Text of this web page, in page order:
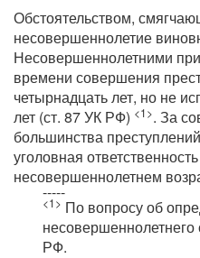
Обстоятельством,
несовершеннолетие
Несовершеннолетними
времени совершения
четырнадцать лет, но не
лет (ст. 87 УК РФ) <1>. За
большинства
уголовная
несовершеннолетнем
-----
<1> По вопросу об
РФ.